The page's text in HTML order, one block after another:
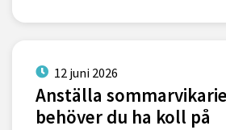
12 juni 2026
Anställa
behöver du ha koll på